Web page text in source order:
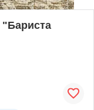
"Бариста